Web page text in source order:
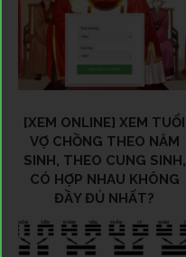
[XEM ONLINE] XEM TUỔI
VỢ CHỒNG THEO NĂM
SINH, THEO CUNG SINH,
CÓ HỢP NHAU KHÔNG
ĐẦY ĐỦ NHẤT?